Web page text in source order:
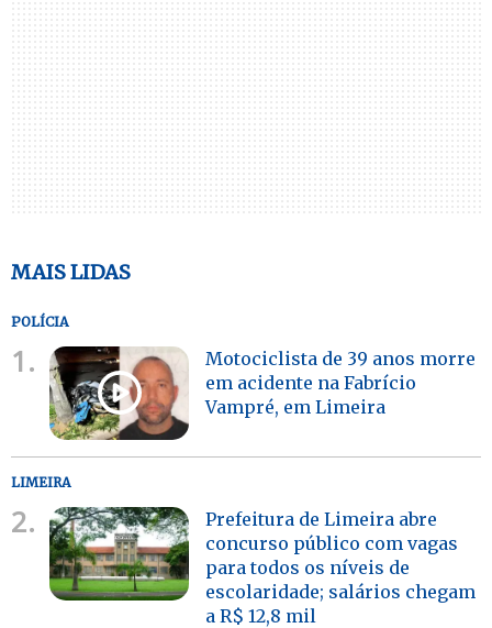
MAIS LIDAS
POLÍCIA
1.
Motociclista de 39 anos morre
em acidente na Fabrício
Vampré, em Limeira
LIMEIRA
2.
Prefeitura de Limeira abre
concurso público com vagas
para todos os níveis de
escolaridade; salários chegam
a R$ 12,8 mil